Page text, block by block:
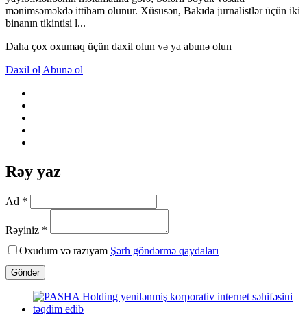
mənimsəməkdə ittiham olunur. Xüsusən, Bakıda jurnalistlər üçün iki
binanın tikintisi l...
Daha çox oxumaq üçün daxil olun və ya abunə olun
Daxil ol Abunə ol
Rəy yaz
Ad *
Rəyiniz *
Oxudum və razıyam Şərh göndərmə qaydaları
Göndər